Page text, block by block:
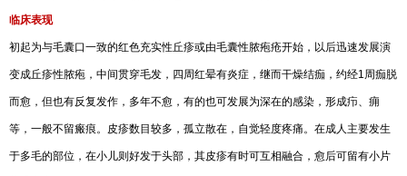
临床表现
初起为与毛囊口一致的红色充实性丘疹或由毛囊性脓疱疮开始，以后迅速发展演
变成丘疹性脓疱，中间贯穿毛发，四周红晕有炎症，继而干燥结痂，约经1周痂脱
而愈，但也有反复发作，多年不愈，有的也可发展为深在的感染，形成疖、痈
等，一般不留瘢痕。皮疹数目较多，孤立散在，自觉轻度疼痛。在成人主要发生
于多毛的部位，在小儿则好发于头部，其皮疹有时可互相融合，愈后可留有小片